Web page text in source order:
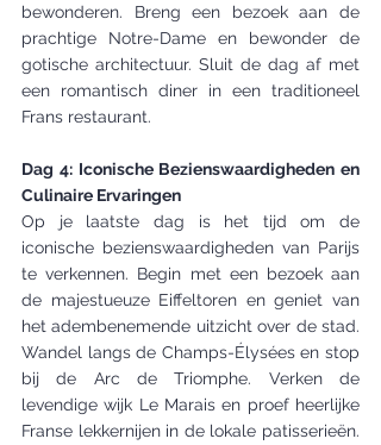
bewonderen. Breng een bezoek aan de
prachtige Notre-Dame en bewonder de
gotische architectuur. Sluit de dag af met
een romantisch diner in een traditioneel
Frans restaurant.
Dag 4: Iconische Bezienswaardigheden en
Culinaire Ervaringen
Op je laatste dag is het tijd om de
iconische bezienswaardigheden van Parijs
te verkennen. Begin met een bezoek aan
de majestueuze Eiffeltoren en geniet van
het adembenemende uitzicht over de stad.
Wandel langs de Champs-Élysées en stop
bij de Arc de Triomphe. Verken de
levendige wijk Le Marais en proef heerlijke
Franse lekkernijen in de lokale patisserieën.